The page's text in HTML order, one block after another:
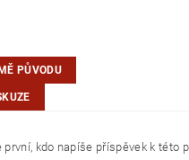
PŮVODU
první, kdo napíše příspěvek k této